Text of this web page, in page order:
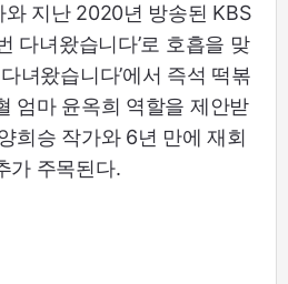
지난 2020년 방송된 KBS
다녀왔습니다’로 호흡을 맞
녀왔습니다’에서 즉석 떡볶
엄마 윤옥희 역할을 제안받
희승 작가와 6년 만에 재회
가 주목된다.